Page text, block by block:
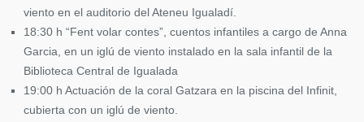
viento en el auditorio del Ateneu Igualadí.
18:30 h “Fent volar contes”, cuentos infantiles a cargo de Anna
Garcia, en un iglú de viento instalado en la sala infantil de la
Biblioteca Central de Igualada
19:00 h Actuación de la coral Gatzara en la piscina del Infinit,
cubierta con un iglú de viento.